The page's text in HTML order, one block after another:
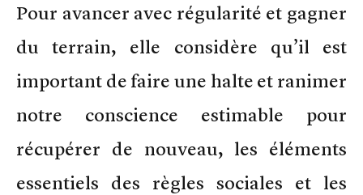
Pour avancer avec régularité et gagner
du terrain, elle considère qu’il est
important de faire une halte et ranimer
notre conscience estimable pour
récupérer de nouveau, les éléments
essentiels des règles sociales et les